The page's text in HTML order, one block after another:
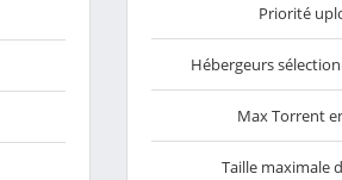
Priorité
Hébergeurs
Max Torrent
Taille maximale